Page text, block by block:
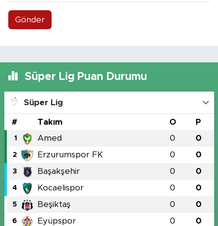
Gönder
Süper Lig Puan Durumu
Süper Lig
# Takım O P
1 Amed 0 0
2 Erzurumspor FK 0 0
3 Başakşehir 0 0
4 Kocaelispor 0 0
5 Beşiktaş 0 0
6 Eyüpspor 0 0